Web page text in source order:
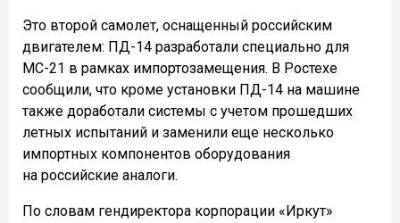
Это второй самолет, оснащенный российским
двигателем: ПД-14 разработали специально для
МС-21 в рамках импортозамещения. В Ростехе
сообщили, что кроме установки ПД-14 на машине
также доработали системы с учетом прошедших
летных испытаний и заменили еще несколько
импортных компонентов оборудования
на российские аналоги.
По словам гендиректора корпорации «Иркут»